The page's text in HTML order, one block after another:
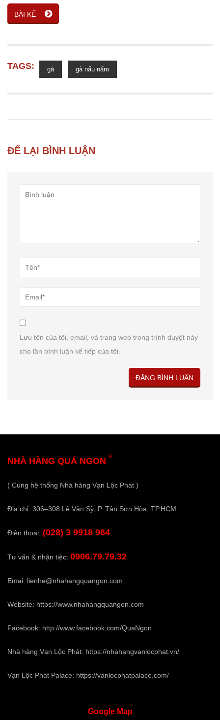
BÀI KẾ
TAGS: gà gà nấu nấm
ĐỂ LẠI BÌNH LUẬN
Lưu tên của tôi, email, và trang web trong trình duyệt này
cho lần bình luận kế tiếp của tôi.
NHÀ HÀNG QUÁ NGON ®
( Cùng hệ thống Nhà hàng Vạn Lộc Phát )
Địa chỉ: 306–308 Lê Văn Sỹ, P. Tân Sơn Hòa, TP.HCM
Điện thoại: (028) 3 9918 964
Tư vấn & nhận tiệc: 0906.79.79.32
Emai: lienhe@nhahangquangon.com
Website: https://www.nhahangquangon.com
Facebook: http://www.facebook.com/QuaNgon
Nhà hàng Vạn Lộc Phát: https://nhahangvanlocphat.vn/
Vạn Lộc Phát Palace: https://vanlocphatpalace.com/
GoogleMap